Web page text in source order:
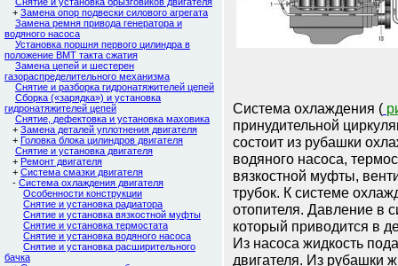
+ Замена опор подвески силового агрегата
Замена ремня привода генератора и
водяного насоса
Установка поршня первого цилиндра в
положение ВМТ такта сжатия
Замена цепей и шестерен
газораспределительного механизма
Снятие и разборка гидронатяжителей цепей
Сборка («зарядка») и установка
гидронатяжителей цепей
Снятие, дефектовка и установка маховика
+ Замена деталей уплотнения двигателя
+ Головка блока цилиндров двигателя
Снятие и установка двигателя
+ Ремонт двигателя
+ Cистема смазки двигателя
- Система охлаждения двигателя
Особенности конструкции
Снятие и установка радиатора
Снятие и установка вязкостной муфты
Снятие и установка термостата
Снятие и установка водяного насоса
Снятие и установка расширительного
бачка
Система охлаждения (
принудительной
состоит из рубашки
водяного насоса,
вязкостной муфты,
трубок. К системе
отопителя. Давление в
который приводится в
Из насоса жидкость
двигателя. Из рубашки